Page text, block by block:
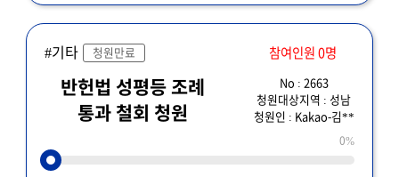
#기타 청원만료 참여인원 0명
반헌법 성평등 조례
통과 철회 청원
No : 2663
청원대상지역 : 성남
청원인 : Kakao-김**
0%